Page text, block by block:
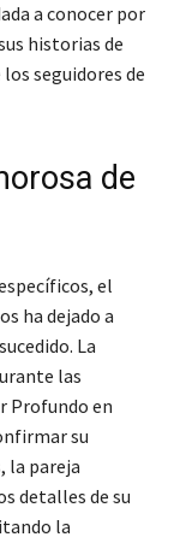
a conocer por
historias de
seguidores de
de
el
ha dejado a
La
las
Profundo en
su
la pareja
detalles de su
la